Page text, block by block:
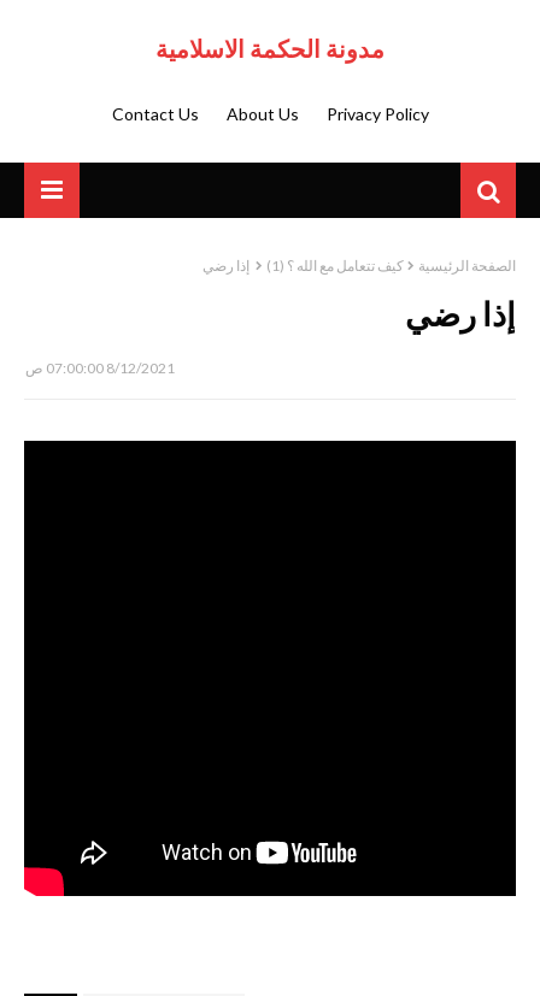
مدونة الحكمة الاسلامية
Privacy Policy
About Us
Contact Us
الصفحة الرئيسية كيف تتعامل مع الله ؟ (1) إذا رضي
إذا رضي
8/12/2021 07:00:00 ص